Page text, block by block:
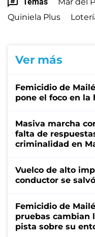
Quiniela Plus
Ver más
Femicidio de
pone el foco en la
Masiva marcha
falta de
criminalidad en
Vuelco de alto
conductor se
Femicidio de
pruebas cambian
pista sobre su